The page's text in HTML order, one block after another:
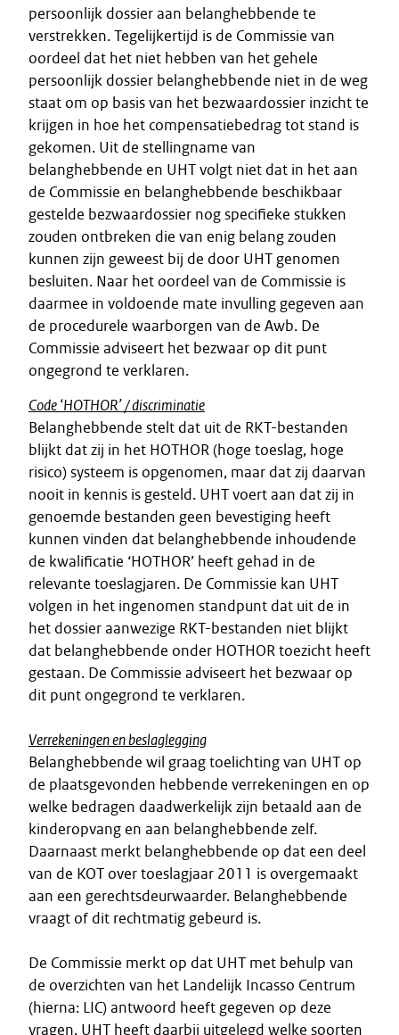
persoonlijk dossier aan belanghebbende te
verstrekken. Tegelijkertijd is de Commissie van
oordeel dat het niet hebben van het gehele
persoonlijk dossier belanghebbende niet in de weg
staat om op basis van het bezwaardossier inzicht te
krijgen in hoe het compensatiebedrag tot stand is
gekomen. Uit de stellingname van
belanghebbende en UHT volgt niet dat in het aan
de Commissie en belanghebbende beschikbaar
gestelde bezwaardossier nog specifieke stukken
zouden ontbreken die van enig belang zouden
kunnen zijn geweest bij de door UHT genomen
besluiten. Naar het oordeel van de Commissie is
daarmee in voldoende mate invulling gegeven aan
de procedurele waarborgen van de Awb. De
Commissie adviseert het bezwaar op dit punt
ongegrond te verklaren.
Code ‘HOTHOR’ / discriminatie
Belanghebbende stelt dat uit de RKT-bestanden
blijkt dat zij in het HOTHOR (hoge toeslag, hoge
risico) systeem is opgenomen, maar dat zij daarvan
nooit in kennis is gesteld. UHT voert aan dat zij in
genoemde bestanden geen bevestiging heeft
kunnen vinden dat belanghebbende inhoudende
de kwalificatie ‘HOTHOR’ heeft gehad in de
relevante toeslagjaren. De Commissie kan UHT
volgen in het ingenomen standpunt dat uit de in
het dossier aanwezige RKT-bestanden niet blijkt
dat belanghebbende onder HOTHOR toezicht heeft
gestaan. De Commissie adviseert het bezwaar op
dit punt ongegrond te verklaren.
Verrekeningen en beslaglegging
Belanghebbende wil graag toelichting van UHT op
de plaatsgevonden hebbende verrekeningen en op
welke bedragen daadwerkelijk zijn betaald aan de
kinderopvang en aan belanghebbende zelf.
Daarnaast merkt belanghebbende op dat een deel
van de KOT over toeslagjaar 2011 is overgemaakt
aan een gerechtsdeurwaarder. Belanghebbende
vraagt of dit rechtmatig gebeurd is.
De Commissie merkt op dat UHT met behulp van
de overzichten van het Landelijk Incasso Centrum
(hierna: LIC) antwoord heeft gegeven op deze
vragen. UHT heeft daarbij uitgelegd welke soorten